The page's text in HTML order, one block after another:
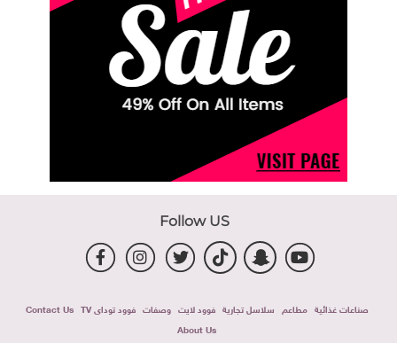
Follow US
صناعات غذائية مطاعم سلاسل تجارية فوود لايت وصفات فوود توداى TV
Contact Us
About Us